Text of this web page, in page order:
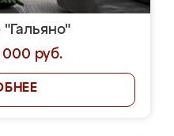
000 руб.